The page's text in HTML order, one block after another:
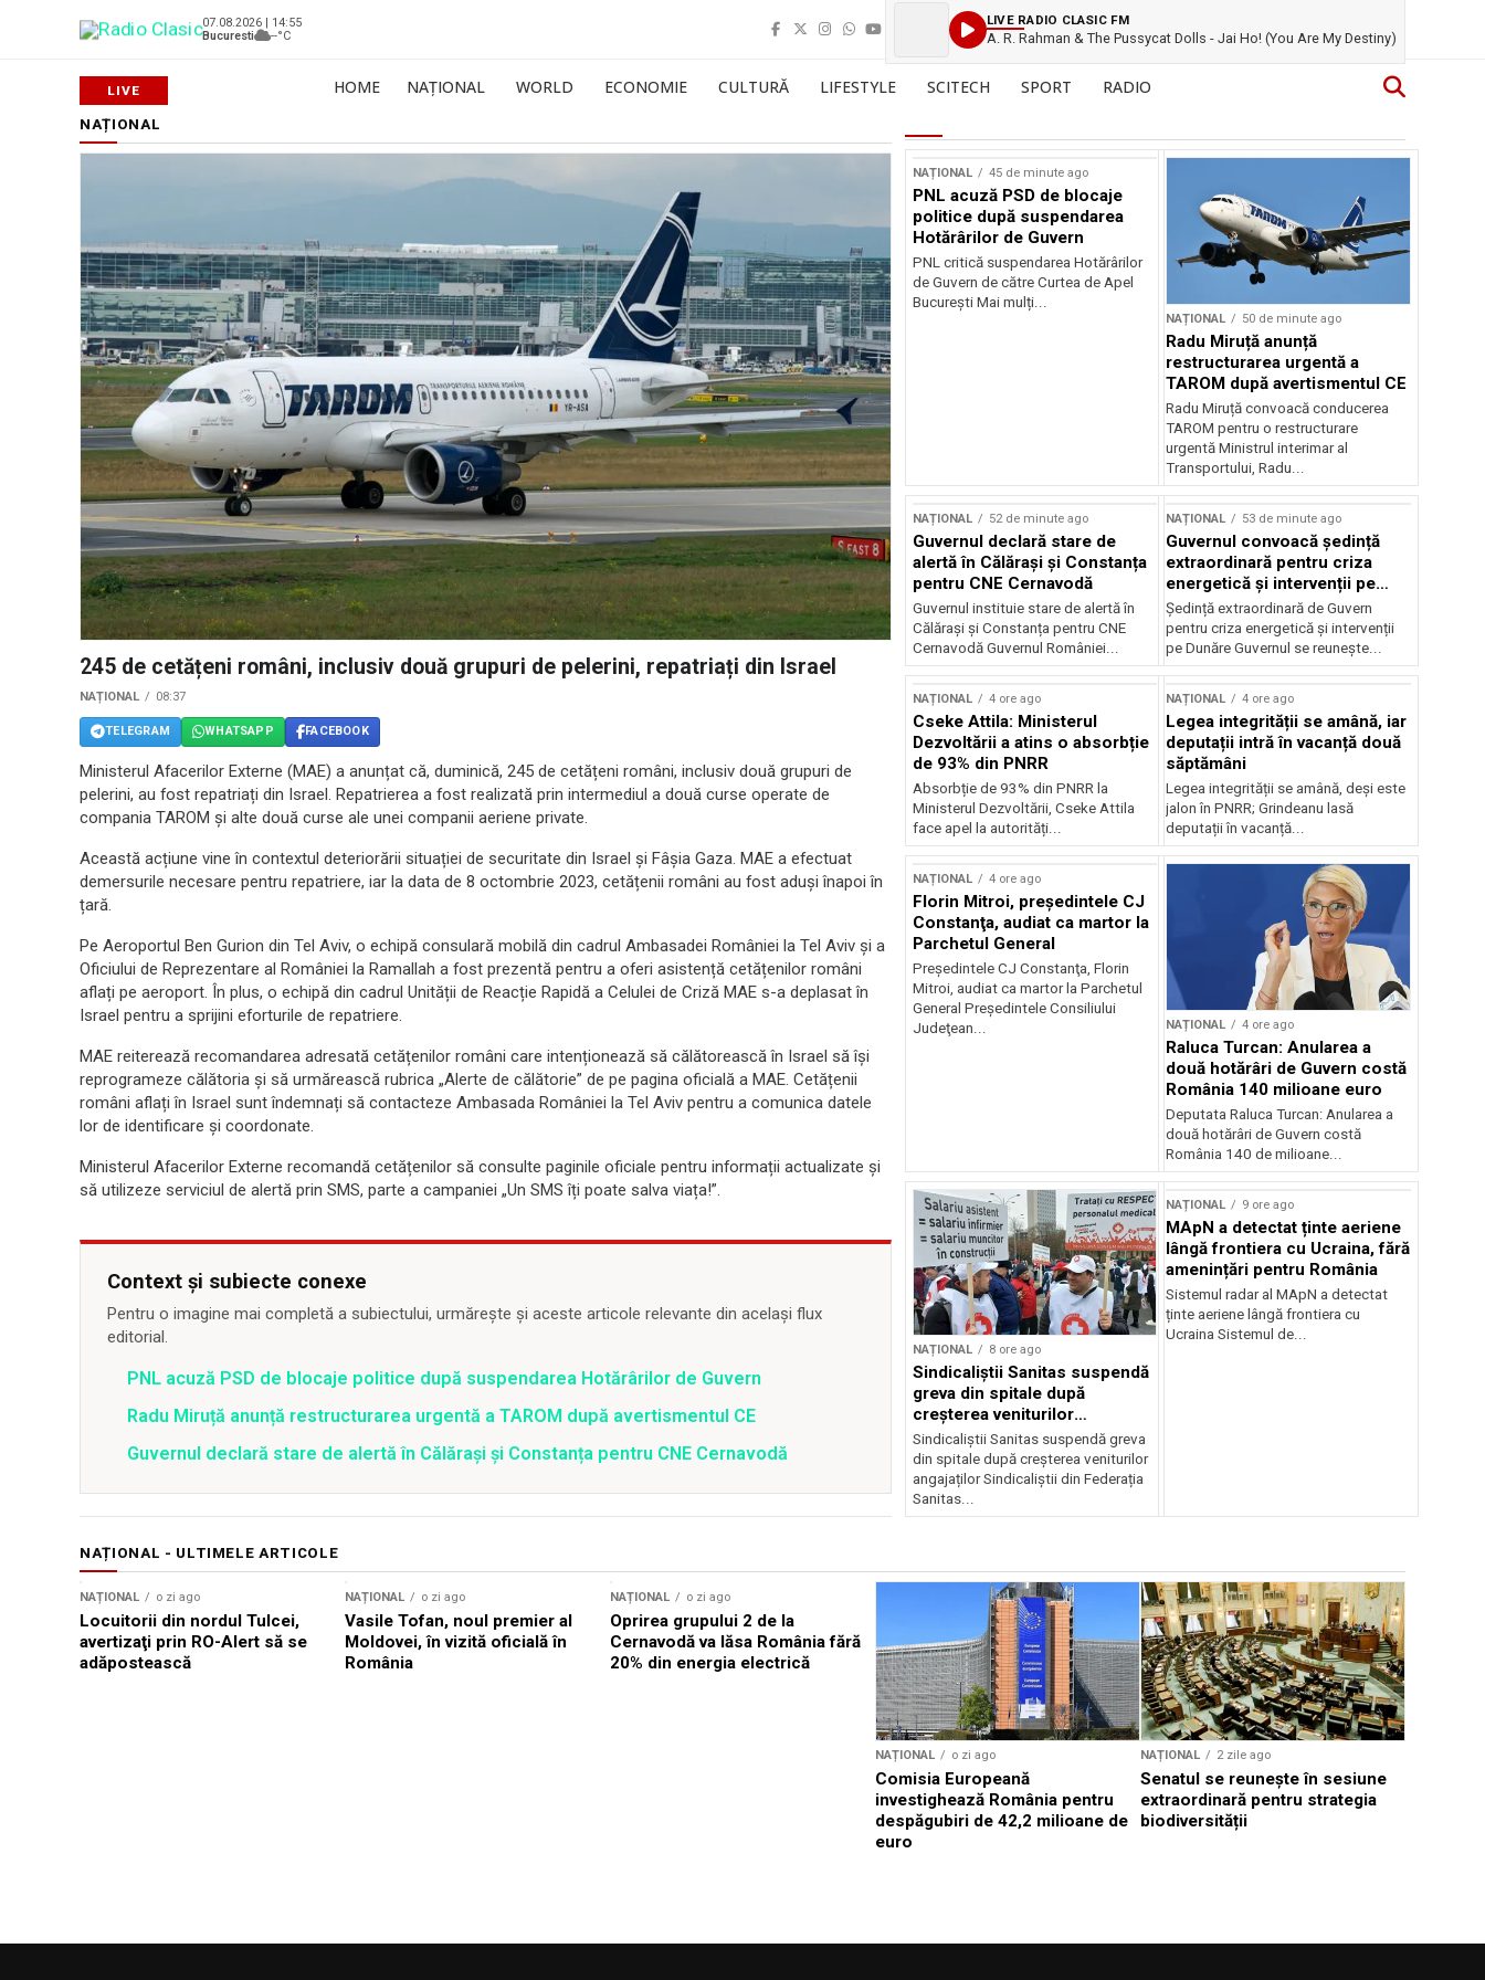
07.08.2026 | 14:55
Bucuresti
--°C
LIVE RADIO CLASIC FM
A. R. Rahman & The Pussycat Dolls - Jai Ho! (You Are My Destiny)
HOME NAȚIONAL WORLD ECONOMIE CULTURĂ LIFESTYLE SCITECH SPORT RADIO
NAȚIONAL
245 de cetățeni români, inclusiv două grupuri de pelerini, repatriați din Israel
NAȚIONAL 08:37
TELEGRAM WHATSAPP FACEBOOK
Ministerul Afacerilor Externe (MAE) a anunțat că, duminică, 245 de cetățeni români, inclusiv două grupuri de
pelerini, au fost repatriați din Israel. Repatrierea a fost realizată prin intermediul a două curse operate de
compania TAROM și alte două curse ale unei companii aeriene private.
Această acțiune vine în contextul deteriorării situației de securitate din Israel și Fâșia Gaza. MAE a efectuat
demersurile necesare pentru repatriere, iar la data de 8 octombrie 2023, cetățenii români au fost aduși înapoi în
țară.
Pe Aeroportul Ben Gurion din Tel Aviv, o echipă consulară mobilă din cadrul Ambasadei României la Tel Aviv și a
Oficiului de Reprezentare al României la Ramallah a fost prezentă pentru a oferi asistență cetățenilor români
aflați pe aeroport. În plus, o echipă din cadrul Unității de Reacție Rapidă a Celulei de Criză MAE s-a deplasat în
Israel pentru a sprijini eforturile de repatriere.
MAE reiterează recomandarea adresată cetățenilor români care intenționează să călătorească în Israel să își
reprogrameze călătoria și să urmărească rubrica „Alerte de călătorie” de pe pagina oficială a MAE. Cetățenii
români aflați în Israel sunt îndemnați să contacteze Ambasada României la Tel Aviv pentru a comunica datele
lor de identificare și coordonate.
Ministerul Afacerilor Externe recomandă cetățenilor să consulte paginile oficiale pentru informații actualizate și
să utilizeze serviciul de alertă prin SMS, parte a campaniei „Un SMS îți poate salva viața!”.
Context și subiecte conexe
Pentru o imagine mai completă a subiectului, urmărește și aceste articole relevante din același flux
editorial.
PNL acuză PSD de blocaje politice după suspendarea Hotărârilor de Guvern
Radu Miruță anunță restructurarea urgentă a TAROM după avertismentul CE
Guvernul declară stare de alertă în Călărași și Constanța pentru CNE Cernavodă
NAȚIONAL 45 de minute ago
PNL acuză PSD de blocaje
politice după suspendarea
Hotărârilor de Guvern
PNL critică suspendarea Hotărârilor
de Guvern de către Curtea de Apel
București Mai mulți...
NAȚIONAL 50 de minute ago
Radu Miruță anunță
restructurarea urgentă a
TAROM după avertismentul CE
Radu Miruță convoacă conducerea
TAROM pentru o restructurare
urgentă Ministrul interimar al
Transportului, Radu...
NAȚIONAL 52 de minute ago
Guvernul declară stare de
alertă în Călărași și Constanța
pentru CNE Cernavodă
Guvernul instituie stare de alertă în
Călărași și Constanța pentru CNE
Cernavodă Guvernul României...
NAȚIONAL 53 de minute ago
Guvernul convoacă ședință
extraordinară pentru criza
energetică și intervenții pe
Dunăre
Ședință extraordinară de Guvern
pentru criza energetică și intervenții
pe Dunăre Guvernul se reunește...
NAȚIONAL 4 ore ago
Cseke Attila: Ministerul
Dezvoltării a atins o absorbție
de 93% din PNRR
Absorbție de 93% din PNRR la
Ministerul Dezvoltării, Cseke Attila
face apel la autorități...
NAȚIONAL 4 ore ago
Legea integrității se amână, iar
deputații intră în vacanță două
săptămâni
Legea integrității se amână, deși este
jalon în PNRR; Grindeanu lasă
deputații în vacanță...
NAȚIONAL 4 ore ago
Florin Mitroi, preşedintele CJ
Constanţa, audiat ca martor la
Parchetul General
Preşedintele CJ Constanţa, Florin
Mitroi, audiat ca martor la Parchetul
General Preşedintele Consiliului
Judeţean...
NAȚIONAL 4 ore ago
Raluca Turcan: Anularea a
două hotărâri de Guvern costă
România 140 milioane euro
Deputata Raluca Turcan: Anularea a
două hotărâri de Guvern costă
România 140 de milioane...
NAȚIONAL 8 ore ago
Sindicaliștii Sanitas suspendă
greva din spitale după
creșterea veniturilor
angajaților
Sindicaliștii Sanitas suspendă greva
din spitale după creșterea veniturilor
angajaților Sindicaliștii din Federația
Sanitas...
NAȚIONAL 9 ore ago
MApN a detectat ținte aeriene
lângă frontiera cu Ucraina, fără
amenințări pentru România
Sistemul radar al MApN a detectat
ținte aeriene lângă frontiera cu
Ucraina Sistemul de...
NAȚIONAL - ULTIMELE ARTICOLE
NAȚIONAL o zi ago
Locuitorii din nordul Tulcei,
avertizaţi prin RO-Alert să se
adăpostească
NAȚIONAL o zi ago
Vasile Tofan, noul premier al
Moldovei, în vizită oficială în
România
NAȚIONAL o zi ago
Oprirea grupului 2 de la
Cernavodă va lăsa România fără
20% din energia electrică
NAȚIONAL o zi ago
Comisia Europeană
investighează România pentru
despăgubiri de 42,2 milioane de
euro
NAȚIONAL 2 zile ago
Senatul se reunește în sesiune
extraordinară pentru strategia
biodiversității